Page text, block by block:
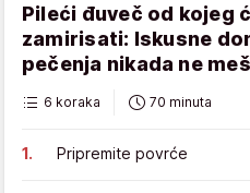
Pileći đuveč od kojeg
zamirisati: Iskusne
pečenja nikada ne
6 koraka 70 minuta
Pripremite povrće